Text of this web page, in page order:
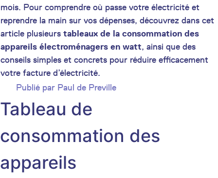
mois. Pour comprendre où passe votre électricité et
reprendre la main sur vos dépenses, découvrez dans cet
article plusieurs tableaux de la consommation des
appareils électroménagers en watt, ainsi que des
conseils simples et concrets pour réduire efficacement
votre facture d’électricité.
Publié par Paul de Preville
Tableau de
consommation des
appareils